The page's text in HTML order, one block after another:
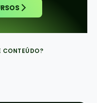
CONTEÚDO?